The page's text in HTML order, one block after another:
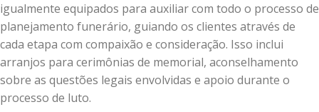
igualmente equipados para auxiliar com todo o processo de
planejamento funerário, guiando os clientes através de
cada etapa com compaixão e consideração. Isso inclui
arranjos para cerimônias de memorial, aconselhamento
sobre as questões legais envolvidas e apoio durante o
processo de luto.